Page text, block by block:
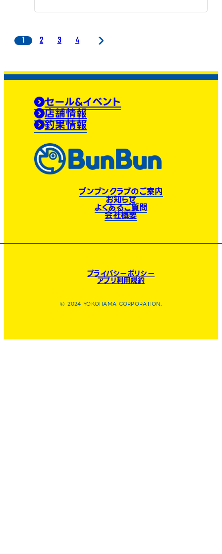
1 2 3 4
セール&イベント
店舗情報
釣果情報
ブンブンクラブのご案内
お知らせ
よくあるご質問
会社概要
プライバシーポリシー
アプリ利用規約
© 2024 YOKOHAMA CORPORATION.